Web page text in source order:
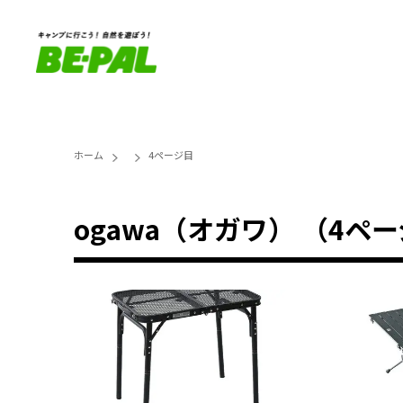
ホーム 4ページ目
ogawa（オガワ） （4ペ